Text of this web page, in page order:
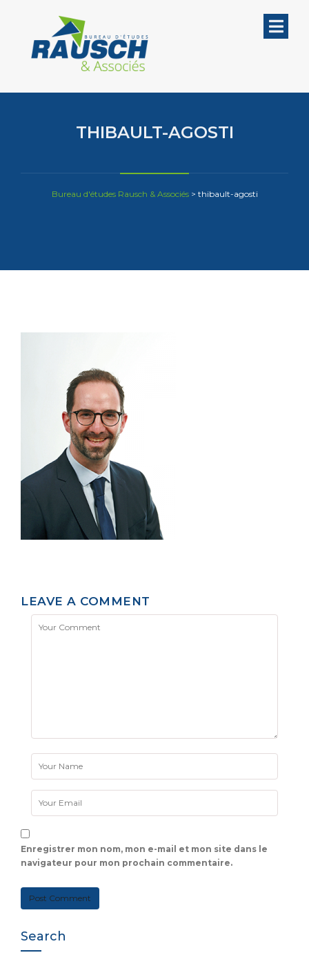
THIBAULT-AGOSTI
Bureau d'études Rausch & Associés> thibault-agosti
LEAVE A COMMENT
Enregistrer mon nom, mon e-mail et mon site dans le
navigateur pour mon prochain commentaire.
Search